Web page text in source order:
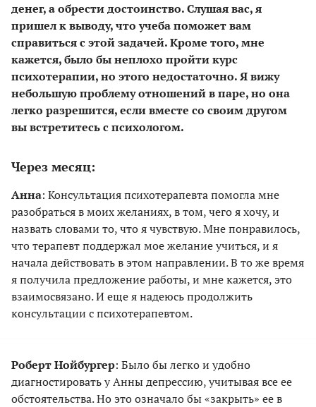
денег, а обрести достоинство. Слушая вас, я
пришел к выводу, что учеба поможет вам
справиться с этой задачей. Кроме того, мне
кажется, было бы неплохо пройти курс
психотерапии, но этого недостаточно. Я вижу
небольшую проблему отношений в паре, но она
легко разрешится, если вместе со своим другом
вы встретитесь с психологом.
Через месяц:
Анна: Консультация психотерапевта помогла мне
разобраться в моих желаниях, в том, чего я хочу, и
назвать словами то, что я чувствую. Мне понравилось,
что терапевт поддержал мое желание учиться, и я
начала действовать в этом направлении. В то же время
я получила предложение работы, и мне кажется, это
взаимосвязано. И еще я надеюсь продолжить
консультации с психотерапевтом.
Роберт Нойбургер: Было бы легко и удобно
диагностировать у Анны депрессию, учитывая все ее
обстоятельства. Но это означало бы «закрыть» ее в